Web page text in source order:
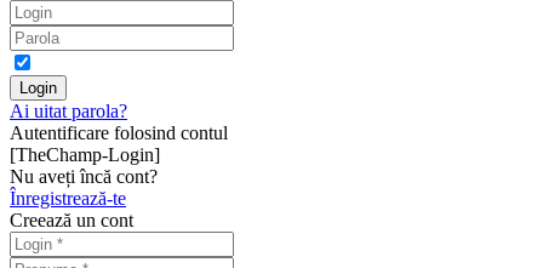
Ai uitat parola?
Autentificare folosind contul
[TheChamp-Login]
Nu aveți încă cont?
Înregistrează-te
Creează un cont